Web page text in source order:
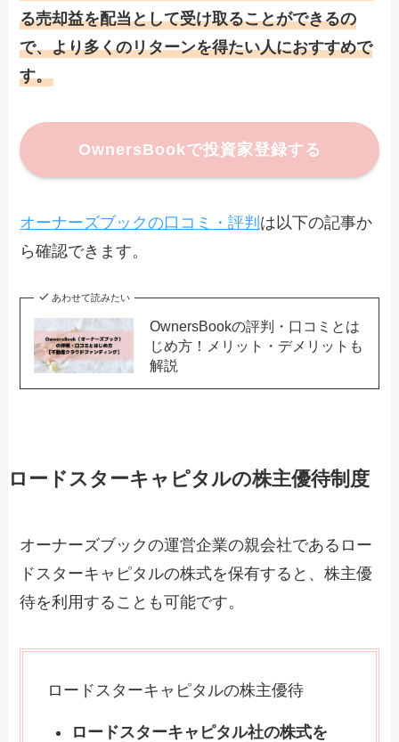
る売却益を配当として受け取ることができるの
で、より多くのリターンを得たい人におすすめで
す。
OwnersBookで投資家登録する
オーナーズブックの口コミ・評判 は以下の記事か
ら確認できます。
あわせて読みたい
OwnersBookの評判・口コミとは
じめ方！メリット・デメリットも
解説
ロードスターキャピタルの株主優待制度
オーナーズブックの運営企業の親会社であるロー
ドスターキャピタルの株式を保有すると、株主優
待を利用することも可能です。
ロードスターキャピタルの株主優待
ロードスターキャピタル社の株式を